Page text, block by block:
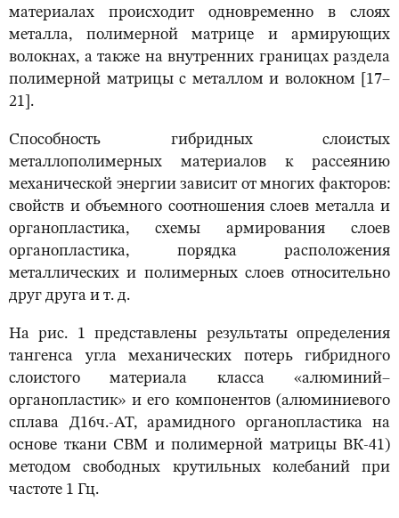
материалах происходит одновременно в слоях
металла, полимерной матрице и армирующих
волокнах, а также на внутренних границах раздела
полимерной матрицы с металлом и волокном [17–
21].
Способность гибридных слоистых
металлополимерных материалов к рассеянию
механической энергии зависит от многих факторов:
свойств и объемного соотношения слоев металла и
органопластика, схемы армирования слоев
органопластика, порядка расположения
металлических и полимерных слоев относительно
друг друга и т. д.
На рис. 1 представлены результаты определения
тангенса угла механических потерь гибридного
слоистого материала класса «алюминий–
органопластик» и его компонентов (алюминиевого
сплава Д16ч.-АТ, арамидного органопластика на
основе ткани СВМ и полимерной матрицы ВК-41)
методом свободных крутильных колебаний при
частоте 1 Гц.